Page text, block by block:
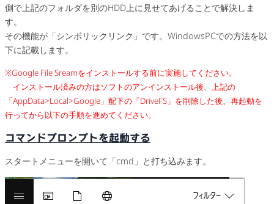
側で上記のフォルダを別のHDD上に見せてあげることで解決しま
す。
その機能が「シンボリックリンク」です。WindowsPCでの方法を以
下に記載します。
※Google File Sreamをインストールする前に実施してください。
インストール済みの方はソフトのアンインストール後、上記の
「AppData>Local>Google」配下の「DriveFS」を削除した後、再起動を
行ってから以下の手順を進めてください。
コマンドプロンプトを起動する
スタートメニューを開いて「cmd」と打ち込みます。